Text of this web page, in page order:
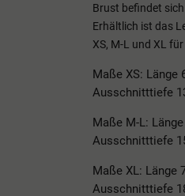
Brust befindet
Erhältlich ist das
XS, M-L und XL
Maße XS: Länge
Ausschnitttiefe
Maße M-L:
Ausschnitttiefe
Maße XL: Länge
Ausschnitttiefe